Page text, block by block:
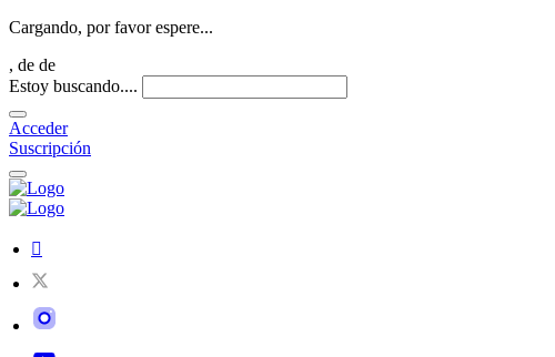
Cargando, por favor espere...
, de de
Estoy buscando....
Acceder
Suscripción